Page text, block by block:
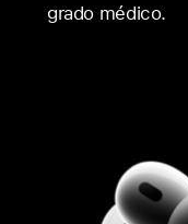
grado médico.